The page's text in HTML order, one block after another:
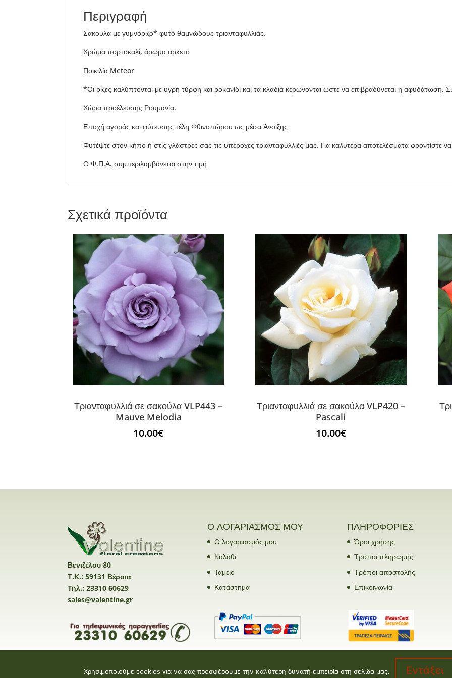
Περιγραφή
Σακούλα με γυμνόριζο* φυτό θαμνώδους τριανταφυλλιάς.
Χρώμα πορτοκαλί, άρωμα αρκετό
Ποικιλία Meteor
*Οι ρίζες καλύπτονται με υγρή τύρφη και ροκανίδι και τα κλαδιά κερώνονται ώστε να επιβραδύνεται η αφυδάτωση.
Χώρα προέλευσης Ρουμανία.
Εποχή αγοράς και φύτευσης τέλη Φθινοπώρου ως μέσα Άνοιξης
Φυτέψτε στον κήπο ή στις γλάστρες σας τις υπέροχες τριανταφυλλιές μας. Για καλύτερα αποτελέσματα φροντίστε να
Ο Φ.Π.Α. συμπεριλαμβάνεται στην τιμή
Σχετικά προϊόντα
Τριανταφυλλιά σε σακούλα VLP443 –
Mauve Melodia
10.00€
Τριανταφυλλιά σε σακούλα VLP420 –
Pascali
10.00€
Βενιζέλου 80
Τ.Κ.: 59131 Βέροια
Τηλ.: 23310 60629
sales@valentine.gr
Ο ΛΟΓΑΡΙΑΣΜΟΣ ΜΟΥ
Ο λογαριασμός μου
Καλάθι
Ταμείο
Κατάστημα
ΠΛΗΡΟΦΟΡΙΕΣ
Όροι χρήσης
Τρόποι πληρωμής
Τρόποι αποστολής
Επικοινωνία
Χρησιμοποιούμε cookies για να σας προσφέρουμε την καλύτερη δυνατή εμπειρία στη σελίδα μας. Εντάξει